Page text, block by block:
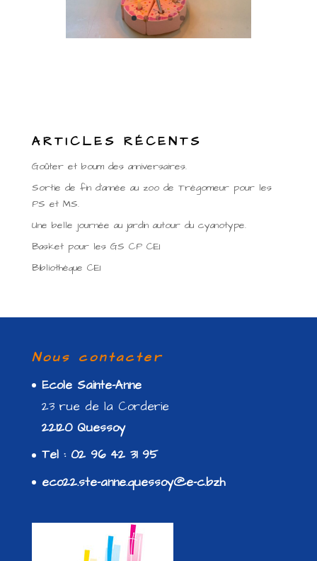
ARTICLES RÉCENTS
Goûter et boum des anniversaires.
Sortie de fin d’année au zoo de Trégomeur pour les
PS et MS.
Une belle journée au jardin autour du cyanotype.
Basket pour les GS CP CE1
Bibliothèque CE1
Nous contacter
Ecole Sainte-Anne
23 rue de la Corderie
22120 Quessoy
Tel : 02 96 42 31 95
eco22.ste-anne.quessoy@e-c.bzh